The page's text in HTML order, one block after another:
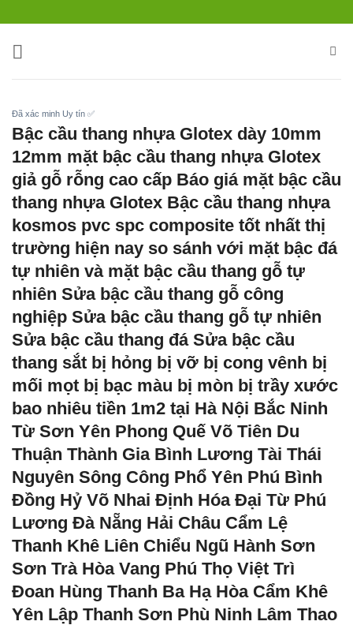
nội
Đã xác minh Uy tín ✅
Bậc cầu thang nhựa Glotex dày 10mm
12mm mặt bậc cầu thang nhựa Glotex
giả gỗ rỗng cao cấp Báo giá mặt bậc cầu
thang nhựa Glotex Bậc cầu thang nhựa
kosmos pvc spc composite tốt nhất thị
trường hiện nay so sánh với mặt bậc đá
tự nhiên và mặt bậc cầu thang gỗ tự
nhiên Sửa bậc cầu thang gỗ công
nghiệp Sửa bậc cầu thang gỗ tự nhiên
Sửa bậc cầu thang đá Sửa bậc cầu
thang sắt bị hỏng bị vỡ bị cong vênh bị
mối mọt bị bạc màu bị mòn bị trầy xước
bao nhiêu tiền 1m2 tại Hà Nội Bắc Ninh
Từ Sơn Yên Phong Quế Võ Tiên Du
Thuận Thành Gia Bình Lương Tài Thái
Nguyên Sông Công Phổ Yên Phú Bình
Đồng Hỷ Võ Nhai Định Hóa Đại Từ Phú
Lương Đà Nẵng Hải Châu Cẩm Lệ
Thanh Khê Liên Chiểu Ngũ Hành Sơn
Sơn Trà Hòa Vang Phú Thọ Việt Trì
Đoan Hùng Thanh Ba Hạ Hòa Cẩm Khê
Yên Lập Thanh Sơn Phù Ninh Lâm Thao